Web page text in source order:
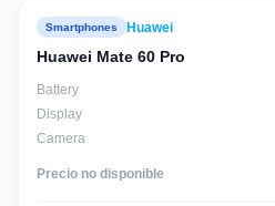
Smartphones Huawei
Huawei Mate 60 Pro
Battery
Display
Camera
Precio no disponible